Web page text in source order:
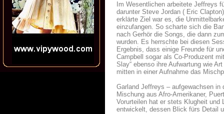
Im Wesentlichen arbeitete Jeffreys
darunter Steve Jordan ( Eric
erklärte Ziel war es, die
einzufangen. So scharte sich die
nach Gerhör die Songs, die dann
wurden. Es herrschte bei diesen
Ergebnis, dass einige Freunde für
Campbell sogar als Co-Produzent
Slay“ ebenso ihre Aufwartung wie
mitten in einer Aufnahme das
Garland Jeffreys – aufgewachsen
Mischung aus Afro-Amerikaner,
Vorurteilen hat er stets Klugheit
entwickelt, dessen Blick fürs Detail